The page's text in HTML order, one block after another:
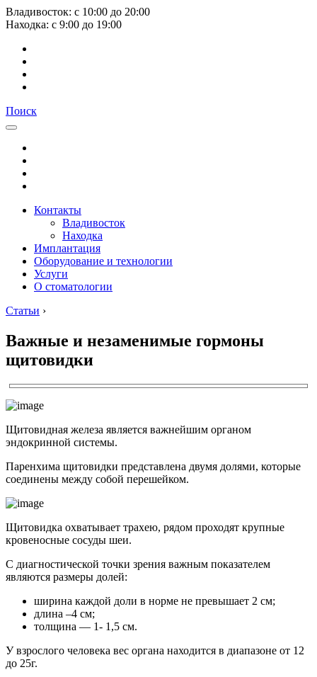
Владивосток: с 10:00 до 20:00
Находка: с 9:00 до 19:00
Поиск
Контакты
Владивосток
Находка
Имплантация
Оборудование и технологии
Услуги
О стоматологии
Статьи ›
Важные и незаменимые гормоны
щитовидки
Щитовидная железа является важнейшим органом
эндокринной системы.
Паренхима щитовидки представлена двумя долями, которые
соединены между собой перешейком.
Щитовидка охватывает трахею, рядом проходят крупные
кровеносные сосуды шеи.
С диагностической точки зрения важным показателем
являются размеры долей:
ширина каждой доли в норме не превышает 2 см;
длина –4 см;
толщина — 1- 1,5 см.
У взрослого человека вес органа находится в диапазоне от 12
до 25г.